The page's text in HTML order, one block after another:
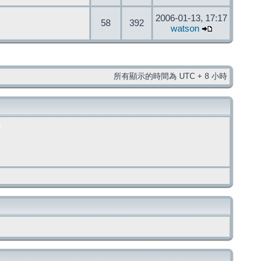
58 392
2006-01-13, 17:17
watson
所有顯示的時間為 UTC + 8 小時